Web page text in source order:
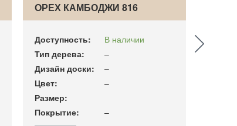
ОРЕХ КАМБОДЖИ 816
ВЕНГЕ…
Доступность:
В наличии
Тип дерева:
–
Дизайн доски:
–
Цвет:
–
Размер:
Покрытие:
–